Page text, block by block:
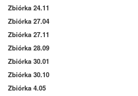
Zbiórka 24.11
Zbiórka 27.04
Zbiórka 27.11
Zbiórka 28.09
Zbiórka 30.01
Zbiórka 30.10
Zbiórka 4.05